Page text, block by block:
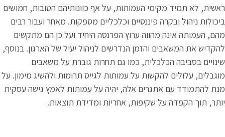
על אף כוונותיהם הטובות, חמושים
וכלכליים מספקות. מאחר ועבור רבים
ערוץ הפרנסה היחיד ועל כן הם מתקשים
הנדרשים לניהול יעיל של הארגון. בנוסף,
כמו גם תחרות גוברת על משאבים
על עמותות לגייס תרומות ולהשיג מימון. על
אלה, יהיה על עמותות לאמץ גישה עסקית
אחריות ומדידת תוצאות.